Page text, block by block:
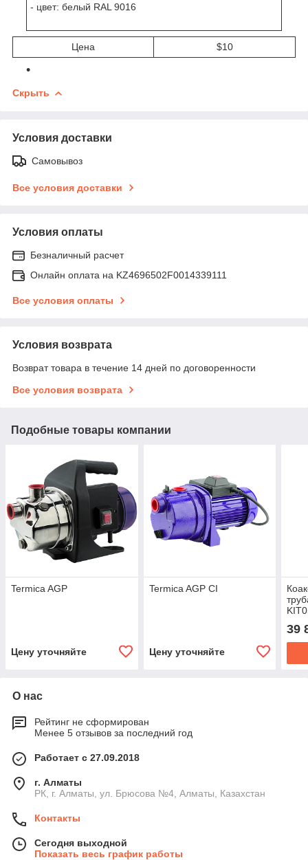
- цвет: белый RAL 9016
Цена $10
Скрыть
Условия доставки
Самовывоз
Все условия доставки
Условия оплаты
Безналичный расчет
Онлайн оплата на KZ4696502F0014339111
Все условия оплаты
Условия возврата
Возврат товара в течение 14 дней по договоренности
Все условия возврата
Подобные товары компании
Termica AGP
Цену уточняйте
Termica AGP CI
Цену уточняйте
39
О нас
Рейтинг не сформирован
Менее 5 отзывов за последний год
Работает с 27.09.2018
г. Алматы
РК, г. Алматы, ул. Брюсова №4, Алматы, Казахстан
Контакты
Сегодня выходной
Показать весь график работы